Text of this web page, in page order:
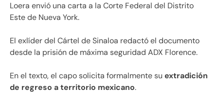
Loera envió una carta a la Corte Federal del Distrito
Este de Nueva York.
El exlíder del Cártel de Sinaloa redactó el documento
desde la prisión de máxima seguridad ADX Florence.
En el texto, el capo solicita formalmente su extradición
de regreso a territorio mexicano.